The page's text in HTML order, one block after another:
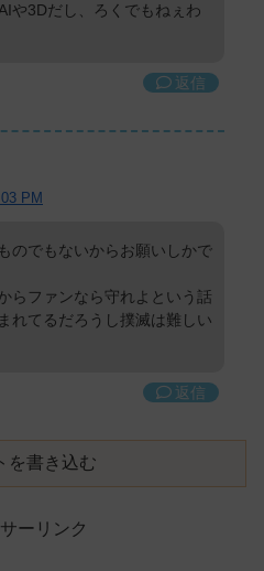
や3Dだし、ろくでもねぇわ
返信
PM
のでもないからお願いしかで
らファンなら守れよという話
れてるだろうし撲滅は難しい
返信
を書き込む
ーリンク